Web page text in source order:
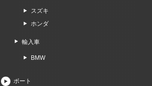
スズキ
ホンダ
輸入車
BMW
ボート